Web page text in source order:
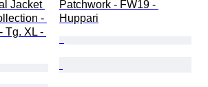
Jacket
-
Tg. XL -
Patchwork - FW19 -
Huppari